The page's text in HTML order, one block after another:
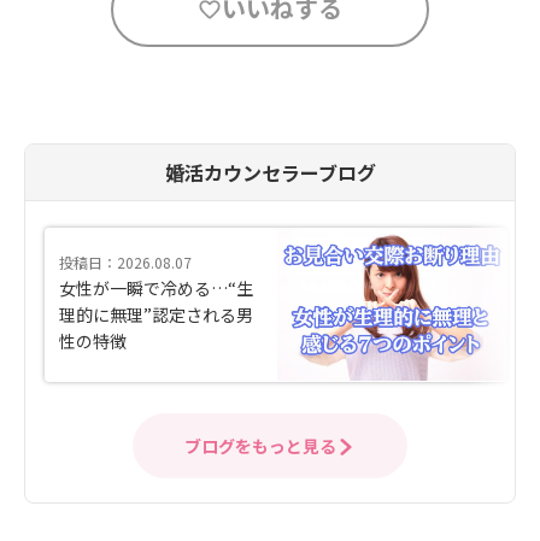
いいねする
婚活カウンセラーブログ
投稿日：2026.08.07
女性が一瞬で冷める…“生
理的に無理”認定される男
性の特徴
ブログをもっと見る